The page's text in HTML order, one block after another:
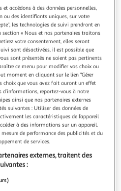
suivante
198 L, Froid statique, E
Blanc, Pose libre
jours
accédons à des données personnelles,
ou des identifiants uniques, sur votre
les technologies de suivi prendront en
section « Nous et nos partenaires traitons
votre consentement, elles seront
sont désactivées, il est possible que
sont présentés ne soient pas pertinents
ce menu pour modifier vos choix ou
moment en cliquant sur le lien "Gérer
choix que vous avez fait auront un effet
d’informations, reportez-vous à notre
ainsi que nos partenaires externes
suivantes : Utiliser des données de
les caractéristiques de l’appareil
à des informations sur un appareil.
de performance des publicités et du
de services.
externes, traitent des
: